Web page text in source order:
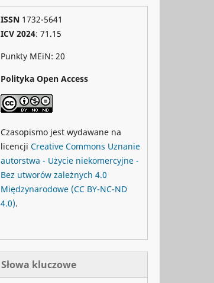
ISSN 1732-5641
ICV 2024: 71.15
Punkty MEiN: 20
Polityka Open Access
Czasopismo jest wydawane na
licencji Creative Commons Uznanie
autorstwa - Użycie niekomercyjne -
Bez utworów zależnych 4.0
Międzynarodowe (CC BY-NC-ND
4.0).
Słowa kluczowe